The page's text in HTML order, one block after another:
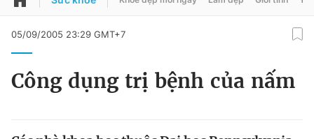
QUẢNG CÁO ĐẶT BÁO
Chuyên mục
Chuyên mục khác
Đổi mật khẩu
05/09/2005 23:29 GMT+7
Công dụng trị bệnh của nấm